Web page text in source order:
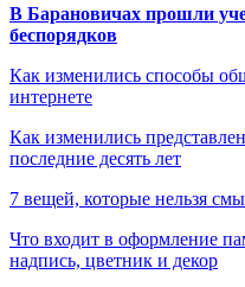
В Барановичах прошли
беспорядков
Как изменились способы
интернете
Как изменились
последние десять лет
7 вещей, которые нельзя
Что входит в оформление
надпись, цветник и декор